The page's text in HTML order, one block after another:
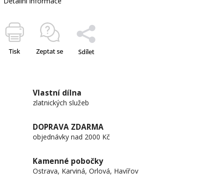
Tisk Zeptat se Sdílet
Vlastní dílna
zlatnických služeb
DOPRAVA ZDARMA
objednávky nad 2000 Kč
Kamenné pobočky
Ostrava, Karviná, Orlová, Havířov